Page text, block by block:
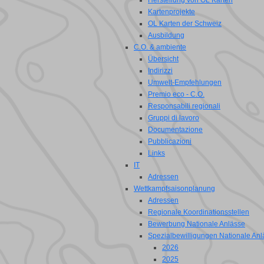
Kartenprojekte
OL Karten der Schweiz
Ausbildung
C.O. & ambiente
Übersicht
Indirizzi
Umwelt-Empfehlungen
Premio eco - C.O.
Responsabili regionali
Gruppi di lavoro
Documentazione
Pubblicazioni
Links
IT
Adressen
Wettkampfsaisonplanung
Adressen
Regionale Koordinationsstellen
Bewerbung Nationale Anlässe
Spezialbewilligungen Nationale
2026
2025